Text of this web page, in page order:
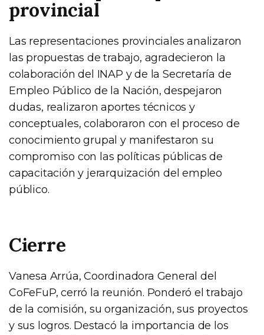
provincial
Las representaciones provinciales analizaron
las propuestas de trabajo, agradecieron la
colaboración del INAP y de la Secretaría de
Empleo Público de la Nación, despejaron
dudas, realizaron aportes técnicos y
conceptuales, colaboraron con el proceso de
conocimiento grupal y manifestaron su
compromiso con las políticas públicas de
capacitación y jerarquización del empleo
público.
Cierre
Vanesa Arrúa, Coordinadora General del
CoFeFuP, cerró la reunión. Ponderó el trabajo
de la comisión, su organización, sus proyectos
y sus logros. Destacó la importancia de los